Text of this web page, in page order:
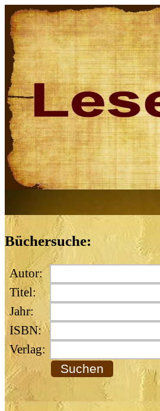
Büchersuche:
Autor:
Titel:
Jahr:
ISBN:
Verlag: